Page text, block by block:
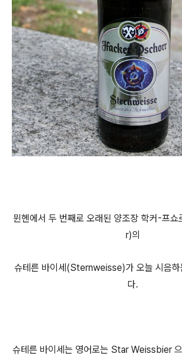
뮌헨에서 두 번째로 오래된 양조장 학커-프
r)의
슈테른 바이세(Sternweisse)가 오늘 시음하
다.
슈테른 바이세는 영어로는 Star Weissbier